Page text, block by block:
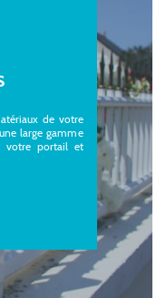
de votre
large gamme
votre portail et